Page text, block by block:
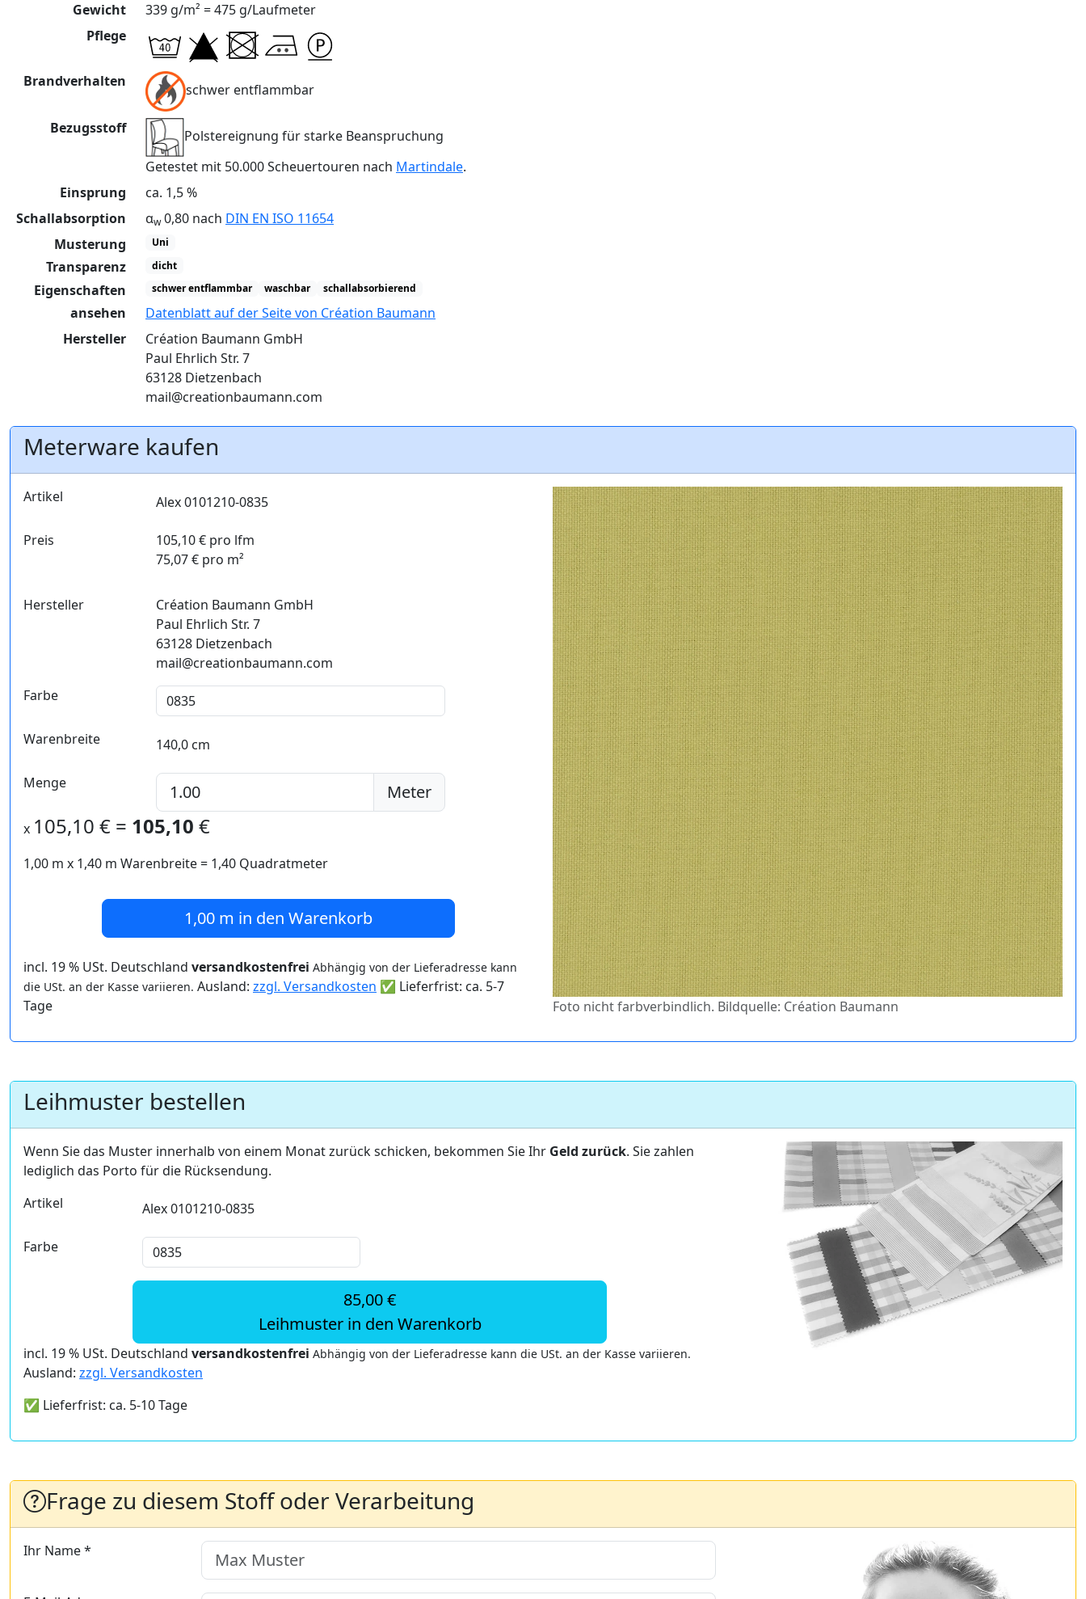
Gewicht
339 g/m² = 475 g/Laufmeter
Pflege
Brandverhalten
schwer entflammbar
Bezugsstoff
Polstereignung für starke Beanspruchung
Getestet mit 50.000 Scheuertouren nach Martindale.
Einsprung
ca. 1,5 %
Schallabsorption
αw0,80 nach DIN EN ISO 11654
Musterung
Uni
Transparenz dicht
Eigenschaften schwer entflammbar waschbar schallabsorbierend
ansehen
Datenblatt auf der Seite von Création Baumann
Hersteller
Création Baumann GmbH
Paul Ehrlich Str. 7
63128 Dietzenbach
mail@creationbaumann.com
Meterware kaufen
Artikel Alex 0101210-0835
Preis
105,10 € pro lfm
75,07 € pro m²
Hersteller
Création Baumann GmbH
Paul Ehrlich Str. 7
63128 Dietzenbach
mail@creationbaumann.com
Farbe
Warenbreite 140,0 cm
Menge Meter
x 105,10 € = 105,10 €
1,00 m x 1,40 m Warenbreite = 1,40 Quadratmeter
1,00 m in den Warenkorb
incl. 19 % USt. Deutschland versandkostenfrei Abhängig von der Lieferadresse kann
die USt. an der Kasse variieren. Ausland: zzgl. Versandkosten ✅ Lieferfrist: ca. 5-7
Tage
Foto nicht farbverbindlich. Bildquelle: Création Baumann
Leihmuster bestellen
Wenn Sie das Muster innerhalb von einem Monat zurück schicken, bekommen Sie Ihr Geld zurück. Sie zahlen
lediglich das Porto für die Rücksendung.
Artikel
Alex 0101210-0835
Farbe
85,00 €
Leihmuster in den Warenkorb
incl. 19 % USt. Deutschland versandkostenfrei Abhängig von der Lieferadresse kann die USt. an der Kasse variieren.
Ausland: zzgl. Versandkosten
✅ Lieferfrist: ca. 5-10 Tage
Frage zu diesem Stoff oder Verarbeitung
Ihr Name *